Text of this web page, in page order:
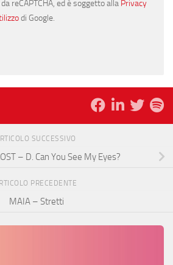
reCAPTCHA, ed è soggetto alla Privacy
di Google.
SUCCESSIVO
– D. Can You See My Eyes?
PRECEDENTE
MAIA – Stretti